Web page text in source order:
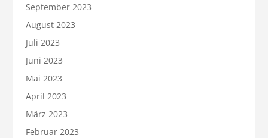
September 2023
August 2023
Juli 2023
Juni 2023
Mai 2023
April 2023
März 2023
Februar 2023